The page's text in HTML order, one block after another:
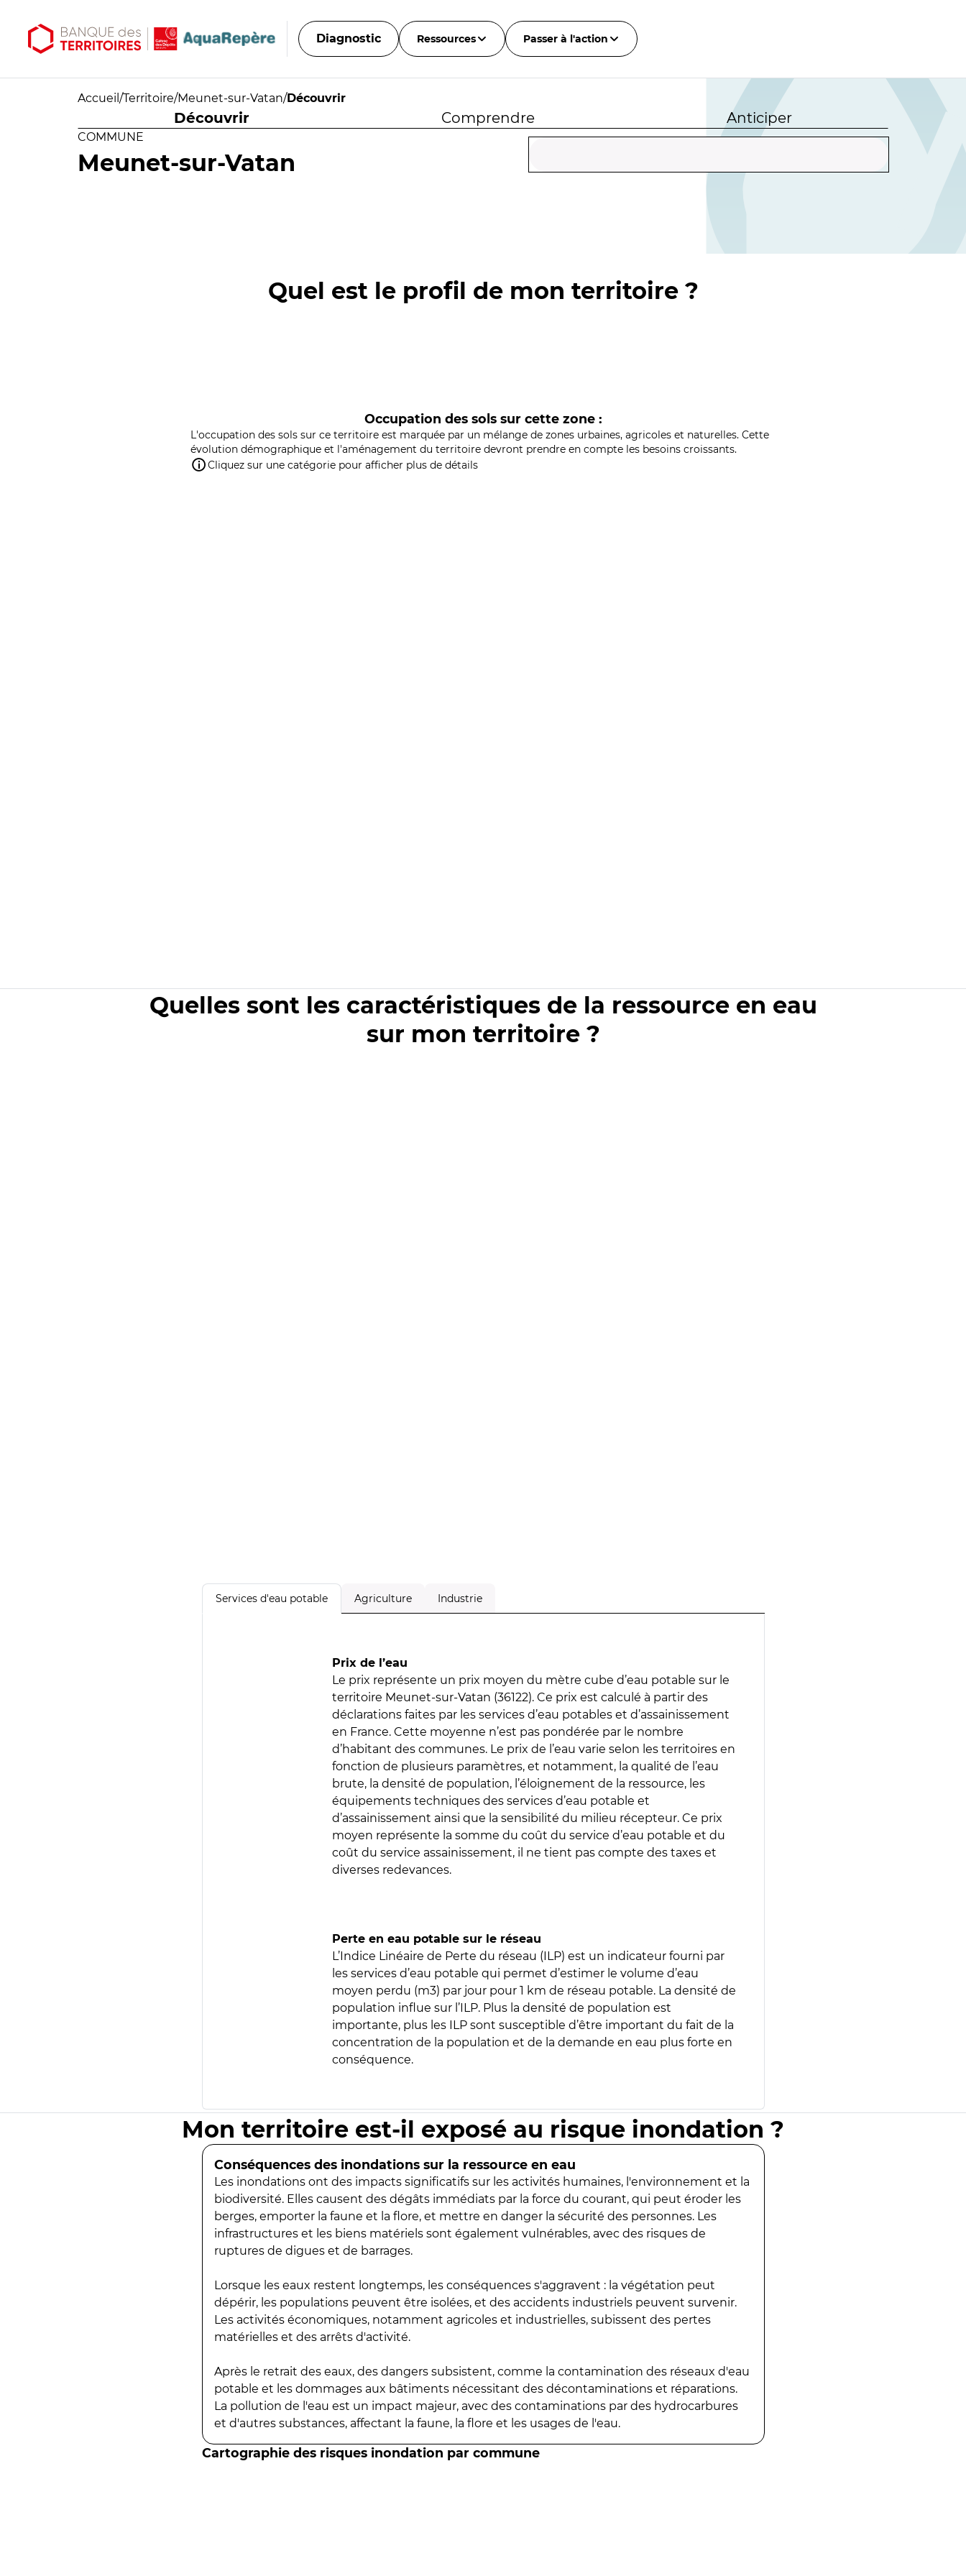
Diagnostic Ressources Passer à l'action
Accueil /Territoire/Meunet-sur-Vatan/Découvrir
Découvrir Comprendre Anticiper
COMMUNE
Meunet-sur-Vatan
Quel est le profil de mon territoire ?
Occupation des sols sur cette zone :
L'occupation des sols sur ce territoire est marquée par un mélange de zones urbaines, agricoles et naturelles. Cette
évolution démographique et l'aménagement du territoire devront prendre en compte les besoins croissants.
Cliquez sur une catégorie pour afficher plus de détails
Quelles sont les caractéristiques de la ressource en eau
sur mon territoire ?
Services d'eau potable Agriculture Industrie
Prix de l’eau
Le prix représente un prix moyen du mètre cube d’eau potable sur le
territoire Meunet-sur-Vatan (36122). Ce prix est calculé à partir des
déclarations faites par les services d’eau potables et d’assainissement
en France. Cette moyenne n’est pas pondérée par le nombre
d’habitant des communes. Le prix de l’eau varie selon les territoires en
fonction de plusieurs paramètres, et notamment, la qualité de l’eau
brute, la densité de population, l’éloignement de la ressource, les
équipements techniques des services d’eau potable et
d’assainissement ainsi que la sensibilité du milieu récepteur. Ce prix
moyen représente la somme du coût du service d’eau potable et du
coût du service assainissement, il ne tient pas compte des taxes et
diverses redevances.
Perte en eau potable sur le réseau
L’Indice Linéaire de Perte du réseau (ILP) est un indicateur fourni par
les services d’eau potable qui permet d’estimer le volume d’eau
moyen perdu (m3) par jour pour 1 km de réseau potable. La densité de
population influe sur l’ILP. Plus la densité de population est
importante, plus les ILP sont susceptible d’être important du fait de la
concentration de la population et de la demande en eau plus forte en
conséquence.
Mon territoire est-il exposé au risque inondation ?
Conséquences des inondations sur la ressource en eau
Les inondations ont des impacts significatifs sur les activités humaines, l'environnement et la
biodiversité. Elles causent des dégâts immédiats par la force du courant, qui peut éroder les
berges, emporter la faune et la flore, et mettre en danger la sécurité des personnes. Les
infrastructures et les biens matériels sont également vulnérables, avec des risques de
ruptures de digues et de barrages.
Lorsque les eaux restent longtemps, les conséquences s'aggravent : la végétation peut
dépérir, les populations peuvent être isolées, et des accidents industriels peuvent survenir.
Les activités économiques, notamment agricoles et industrielles, subissent des pertes
matérielles et des arrêts d'activité.
Après le retrait des eaux, des dangers subsistent, comme la contamination des réseaux d'eau
potable et les dommages aux bâtiments nécessitant des décontaminations et réparations.
La pollution de l'eau est un impact majeur, avec des contaminations par des hydrocarbures
et d'autres substances, affectant la faune, la flore et les usages de l'eau.
Cartographie des risques inondation par commune